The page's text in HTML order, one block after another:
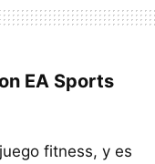
EA Sports
fitness, y es